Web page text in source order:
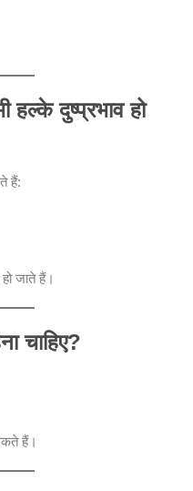
हल्के दुष्प्रभाव हो
हैं:
जाते हैं।
चाहिए?
हैं।